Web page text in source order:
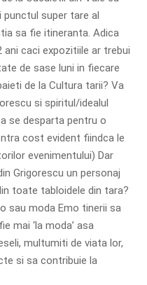
punctul super tare al
sa fie itineranta. Adica
caci expozitiile ar trebui
de sase luni in fiecare
de la Cultura tarii? Va
si spiritul/idealul
se desparta pentru o
cost evident fiindca le
evenimentului) Dar
Grigorescu un personaj
toate tabloidele din tara?
sau moda Emo tinerii sa
mai ‘la moda’ asa
multumiti de viata lor,
si sa contribuie la